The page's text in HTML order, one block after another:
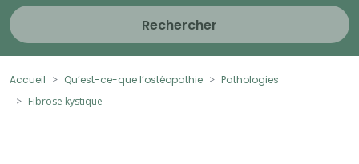
Rechercher
Accueil Qu’est-ce-que l’ostéopathie
Pathologies
Fibrose kystique